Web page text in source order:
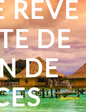
RÊVE
DE
DE